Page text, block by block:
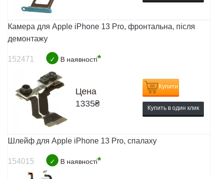
Камера для Apple iPhone 13 Pro, фронтальна, після
демонтажу
152471 ✓ В наявності*
Цена
1335₴
Купити
Купить в один клик
Шлейф для Apple iPhone 13 Pro, спалаху
154015 ✓ В наявності*